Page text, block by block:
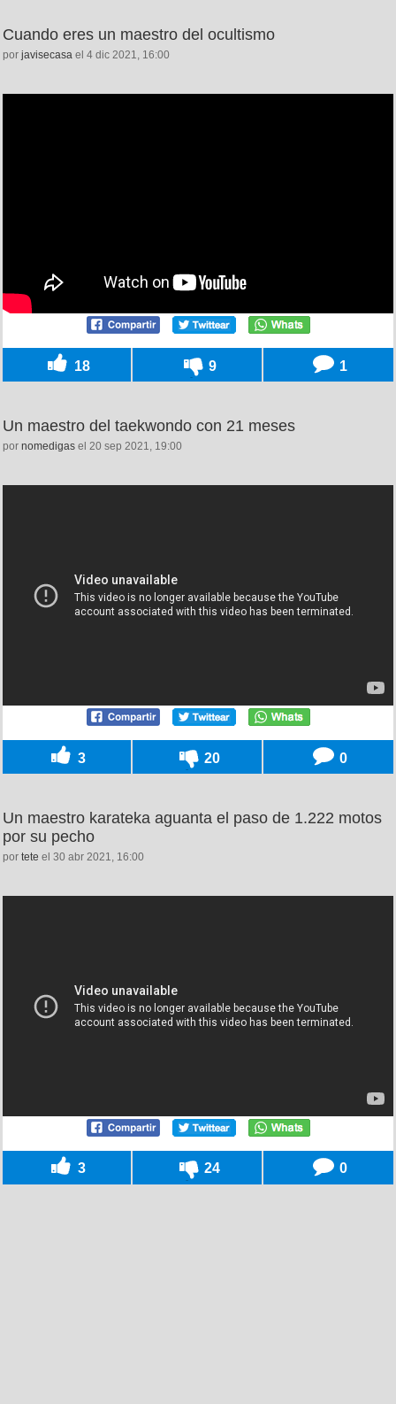
Cuando eres un maestro del ocultismo
por javisecasa el 4 dic 2021, 16:00
18 9 1
Un maestro del taekwondo con 21 meses
por nomedigas el 20 sep 2021, 19:00
3 20 0
Un maestro karateka aguanta el paso de 1.222 motos
por su pecho
por tete el 30 abr 2021, 16:00
3 24 0